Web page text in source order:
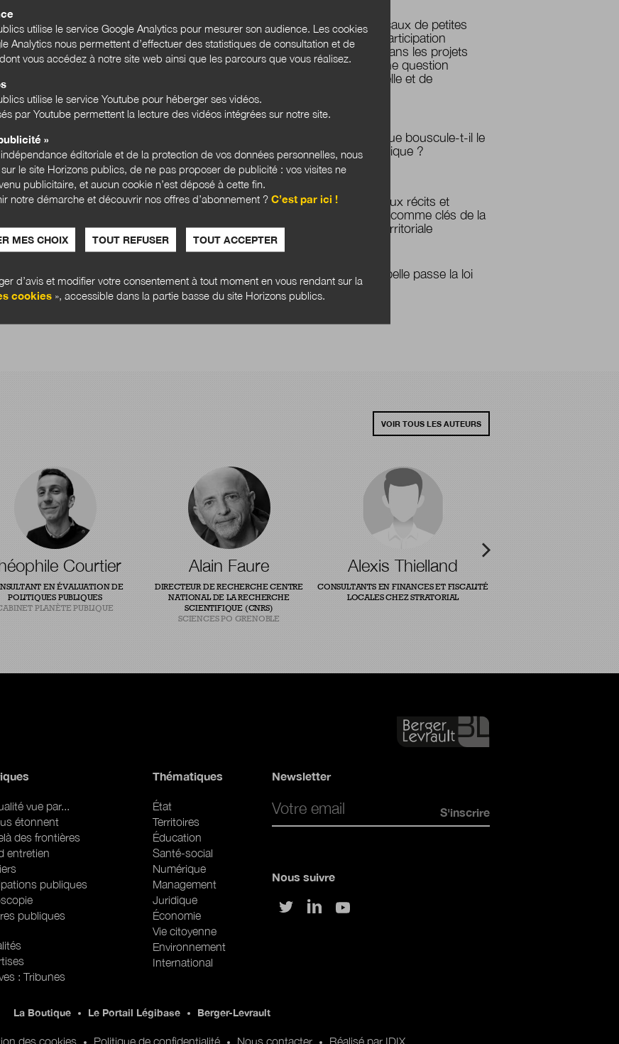
Les élus locaux de petites
villes et la participation
citoyenne dans les projets
urbains : une question
opérationnelle et de
Le numérique bouscule-t-il le
pouvoir étatique ?
Les nouveaux récits et
l'imaginaire comme clés de la
transition territoriale
Vincent Aubelle passe la loi
sur le divan
VOIR TOUS LES AUTEURS
Courtier
EN ÉVALUATION DE
POLITIQUES PUBLIQUES
PLANÈTE PUBLIQUE
Alain Faure
DIRECTEUR DE RECHERCHE CENTRE
NATIONAL DE LA RECHERCHE
SCIENTIFIQUE (CNRS)
SCIENCES PO GRENOBLE
Alexis Thielland
CONSULTANTS EN FINANCES ET FISCALITÉ
LOCALES CHEZ STRATORIAL
vue par...
étonnent
des frontières
entretien
publiques
publiques
(web)
: Tribunes
Thématiques
État
Territoires
Éducation
Santé-social
Numérique
Management
Juridique
Économie
Vie citoyenne
Environnement
International
Newsletter
Email *
Nous suivre
sur Twittersur LinkedInsur Youtube
La Boutique Le Portail Légibase Berger-Levrault
des cookies Politique de confidentialité Nous contacter Réalisé par IDIX
utilise le service Google Analytics pour mesurer son audience. Les cookies
Analytics nous permettent d’effectuer des statistiques de consultation et de
vous accédez à notre site web ainsi que les parcours que vous réalisez.
utilise le service Youtube pour héberger ses vidéos.
par Youtube permettent la lecture des vidéos intégrées sur notre site.
»
éditoriale et de la protection de vos données personnelles, nous
le site Horizons publics, de ne pas proposer de publicité : vos visites ne
publicitaire, et aucun cookie n’est déposé à cette fin.
notre démarche et découvrir nos offres d’abonnement ? C’est par ici !
MES CHOIX TOUT REFUSER TOUT ACCEPTER
d’avis et modifier votre consentement à tout moment en vous rendant sur la
cookies », accessible dans la partie basse du site Horizons publics.